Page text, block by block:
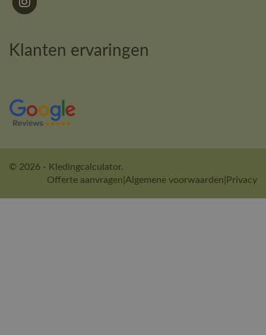
Klanten ervaringen
© 2026 - Kledingcalculator.
Offerte aanvragen Algemene voorwaarden Privacy